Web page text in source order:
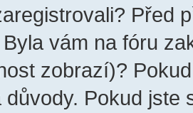
Před
vám na fóru
zobrazí)?
důvody. Pokud jste